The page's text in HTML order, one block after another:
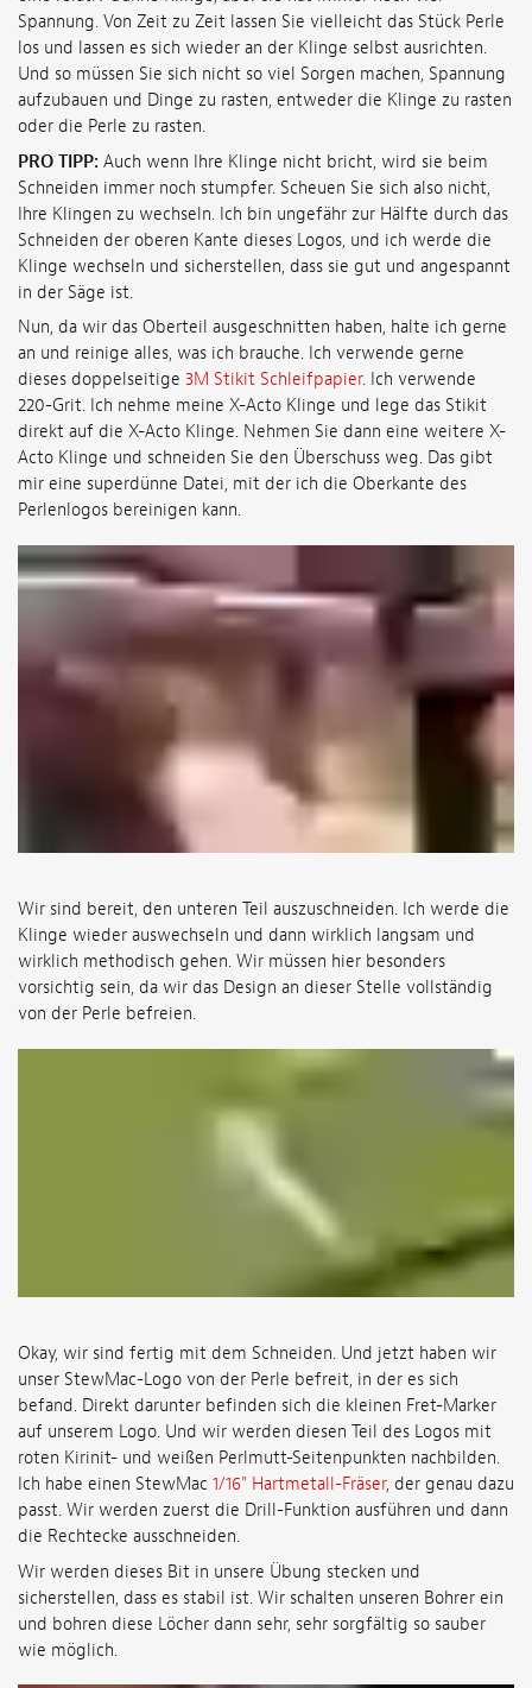
Spannung. Von Zeit zu Zeit lassen Sie vielleicht das Stück Perle
los und lassen es sich wieder an der Klinge selbst ausrichten.
Und so müssen Sie sich nicht so viel Sorgen machen, Spannung
aufzubauen und Dinge zu rasten, entweder die Klinge zu rasten
oder die Perle zu rasten.
PRO TIPP: Auch wenn Ihre Klinge nicht bricht, wird sie beim
Schneiden immer noch stumpfer. Scheuen Sie sich also nicht,
Ihre Klingen zu wechseln. Ich bin ungefähr zur Hälfte durch das
Schneiden der oberen Kante dieses Logos, und ich werde die
Klinge wechseln und sicherstellen, dass sie gut und angespannt
in der Säge ist.
Nun, da wir das Oberteil ausgeschnitten haben, halte ich gerne
an und reinige alles, was ich brauche. Ich verwende gerne
dieses doppelseitige 3M Stikit Schleifpapier. Ich verwende
220-Grit. Ich nehme meine X-Acto Klinge und lege das Stikit
direkt auf die X-Acto Klinge. Nehmen Sie dann eine weitere X-
Acto Klinge und schneiden Sie den Überschuss weg. Das gibt
mir eine superdünne Datei, mit der ich die Oberkante des
Perlenlogos bereinigen kann.
Wir sind bereit, den unteren Teil auszuschneiden. Ich werde die
Klinge wieder auswechseln und dann wirklich langsam und
wirklich methodisch gehen. Wir müssen hier besonders
vorsichtig sein, da wir das Design an dieser Stelle vollständig
von der Perle befreien.
Okay, wir sind fertig mit dem Schneiden. Und jetzt haben wir
unser StewMac-Logo von der Perle befreit, in der es sich
befand. Direkt darunter befinden sich die kleinen Fret-Marker
auf unserem Logo. Und wir werden diesen Teil des Logos mit
roten Kirinit- und weißen Perlmutt-Seitenpunkten nachbilden.
Ich habe einen StewMac 1/16" Hartmetall-Fräser, der genau dazu
passt. Wir werden zuerst die Drill-Funktion ausführen und dann
die Rechtecke ausschneiden.
Wir werden dieses Bit in unsere Übung stecken und
sicherstellen, dass es stabil ist. Wir schalten unseren Bohrer ein
und bohren diese Löcher dann sehr, sehr sorgfältig so sauber
wie möglich.